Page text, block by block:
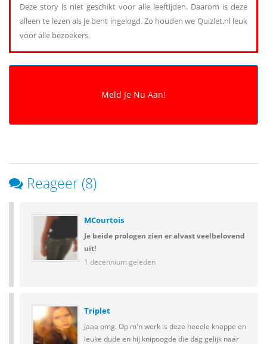
Deze story is niet geschikt voor alle leeftijden. Daarom is deze
alleen te lezen als je bent ingelogd. Zo houden we Quizlet.nl leuk
voor alle bezoekers.
Reageer (8)
MCourtois
Je beide prologen zien er alvast veelbelovend
uit!
1 decennium geleden
Triplet
Jaaa omg. Op m'n werk is deze heeele knappe en
leuke dude en hij knipoogde die dag gelijk naar